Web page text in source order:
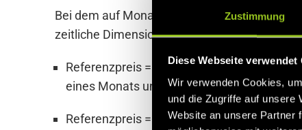
Zustimmung
Diese Webseite verwendet
Wir verwenden Cookies,
und die Zugriffe auf unsere
Website an unsere Partner
Bei dem auf Monatsbasis beruhenden CfD-
zeitliche Dimension von einer Stunde auf
Referenzpreis = monatlicher Marktpreis:
eines Monats unabhängig von der
Referenzpreis = technologiespezifischer